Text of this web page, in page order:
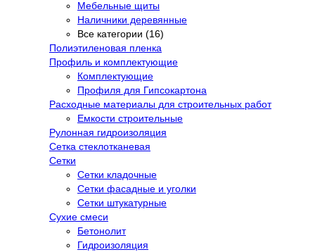
Мебельные щиты
Наличники деревянные
Все категории (16)
Полиэтиленовая пленка
Профиль и комплектующие
Комплектующие
Профиля для Гипсокартона
Расходные материалы для строительных работ
Емкости строительные
Рулонная гидроизоляция
Сетка стеклотканевая
Сетки
Сетки кладочные
Сетки фасадные и уголки
Сетки штукатурные
Сухие смеси
Бетонолит
Гидроизоляция